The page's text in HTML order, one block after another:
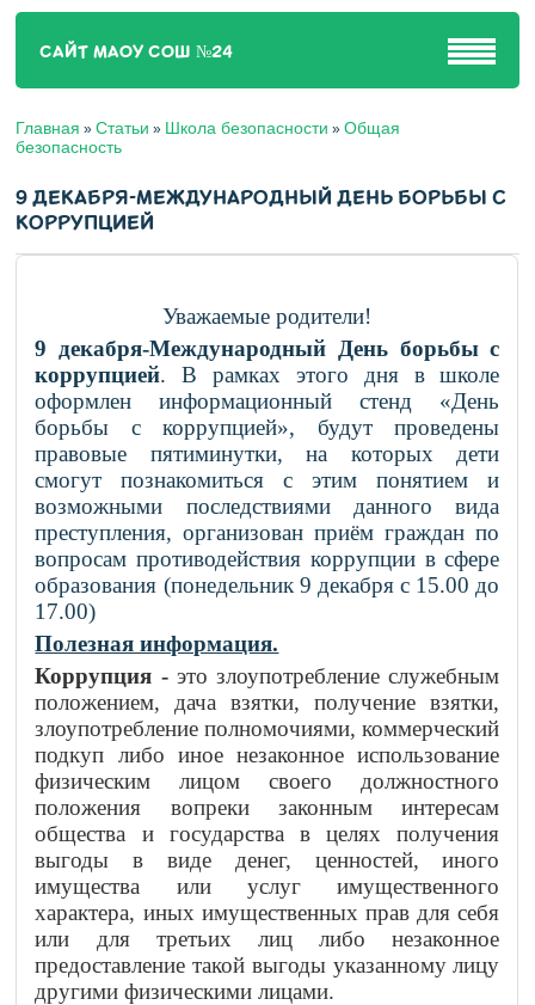
САЙТ МАОУ СОШ №24
Главная »Статьи » Школа безопасности »Общая
безопасность
9 ДЕКАБРЯ-МЕЖДУНАРОДНЫЙ ДЕНЬ БОРЬБЫ С
КОРРУПЦИЕЙ
Уважаемые родители!
9 декабря-Международный День борьбы с
коррупцией. В рамках этого дня в школе
оформлен информационный стенд «День
борьбы с коррупцией», будут проведены
правовые пятиминутки, на которых дети
смогут познакомиться с этим понятием и
возможными последствиями данного вида
преступления, организован приём граждан по
вопросам противодействия коррупции в сфере
образования (понедельник 9 декабря с 15.00 до
17.00)
Полезная информация.
Коррупция - это злоупотребление служебным
положением, дача взятки, получение взятки,
злоупотребление полномочиями, коммерческий
подкуп либо иное незаконное использование
физическим лицом своего должностного
положения вопреки законным интересам
общества и государства в целях получения
выгоды в виде денег, ценностей, иного
имущества или услуг имущественного
характера, иных имущественных прав для себя
или для третьих лиц либо незаконное
предоставление такой выгоды указанному лицу
другими физическими лицами.